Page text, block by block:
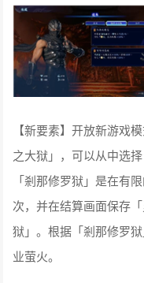
【新要素】开放新游戏
之大狱」，可以从中选
「剎那修罗狱」是在有
次，并在结算画面保存
狱」。根据「剎那修罗
业萤火。